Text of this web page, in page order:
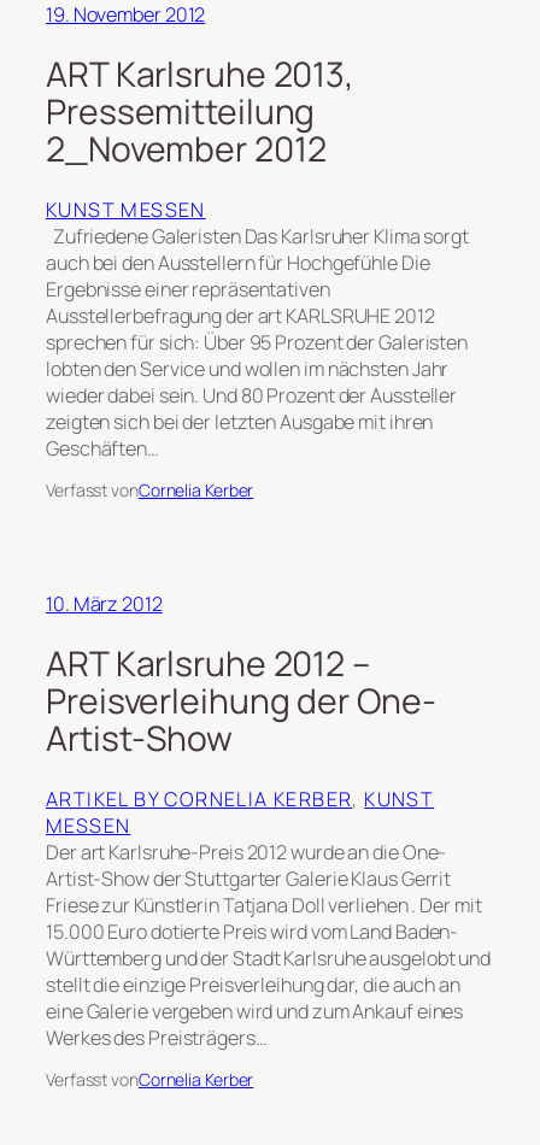
19. November 2012
ART Karlsruhe 2013,
Pressemitteilung
2_November 2012
KUNST MESSEN
Zufriedene Galeristen Das Karlsruher Klima sorgt
auch bei den Ausstellern für Hochgefühle Die
Ergebnisse einer repräsentativen
Ausstellerbefragung der art KARLSRUHE 2012
sprechen für sich: Über 95 Prozent der Galeristen
lobten den Service und wollen im nächsten Jahr
wieder dabei sein. Und 80 Prozent der Aussteller
zeigten sich bei der letzten Ausgabe mit ihren
Geschäften…
Verfasst vonCornelia Kerber
10. März 2012
ART Karlsruhe 2012 –
Preisverleihung der One-
Artist-Show
ARTIKEL BY CORNELIA KERBER, KUNST
MESSEN
Der art Karlsruhe-Preis 2012 wurde an die One-
Artist-Show der Stuttgarter Galerie Klaus Gerrit
Friese zur Künstlerin Tatjana Doll verliehen . Der mit
15.000 Euro dotierte Preis wird vom Land Baden-
Württemberg und der Stadt Karlsruhe ausgelobt und
stellt die einzige Preisverleihung dar, die auch an
eine Galerie vergeben wird und zum Ankauf eines
Werkes des Preisträgers…
Verfasst vonCornelia Kerber